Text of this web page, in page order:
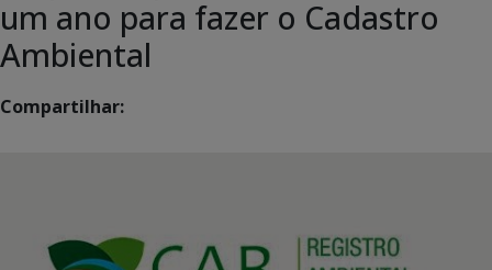
um ano para fazer o Cadastro
Ambiental
Compartilhar: